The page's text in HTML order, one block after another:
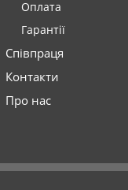
Оплата
Гарантії
Співпраця
Контакти
Про нас